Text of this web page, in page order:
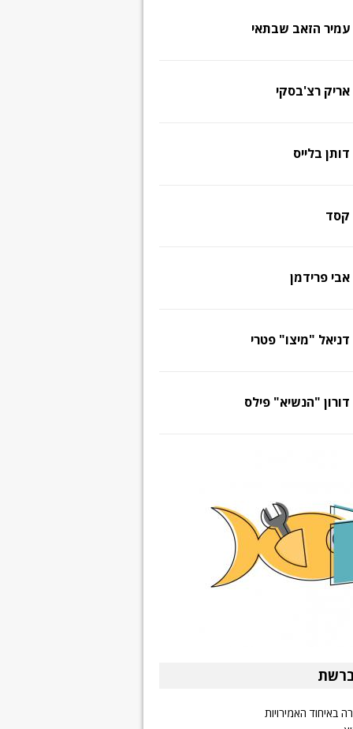
עמיר הזאב שבתאי
אריק רצ'בסקי
דותן בלייס
קסד
אבי פרידמן
דניאל "מיצו" פטרי
דורון "הנשיא" פילס
באיחוד האמירויות